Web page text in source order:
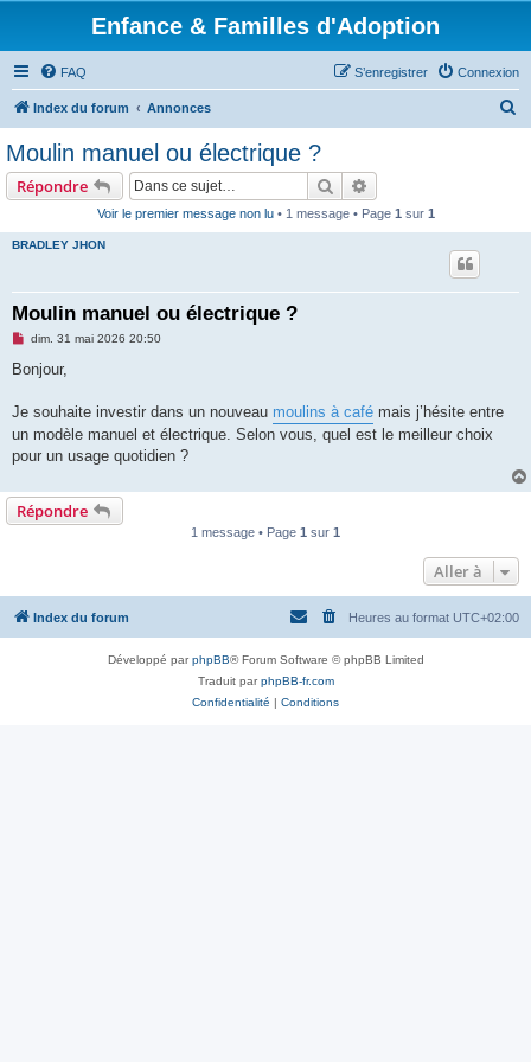
Enfance & Familles d'Adoption
FAQ Connexion
S’enregistrer
Index du forum Annonces
Moulin manuel ou électrique ?
Répondre Rechercher
Voir le premier message non lu• 1 message • Page 1 sur 1
BRADLEY JHON
Moulin manuel ou électrique ?
M
s
g
n
o
n
u
dim. 31 mai 2026 20:50
Bonjour,
Je souhaite investir dans un nouveau moulins à café mais j’hésite entre
un modèle manuel et électrique. Selon vous, quel est le meilleur choix
pour un usage quotidien ?
Répondre
1 message • Page 1 sur 1
Aller à
Index du forum Heures au format UTC+02:00
Développé parphpBB® Forum Software © phpBB Limited
Traduit parphpBB-fr.com
Confidentialité | Conditions